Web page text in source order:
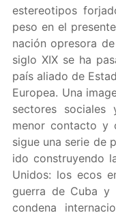
estereotipos
peso en el
nación opresora
siglo XIX se ha
país aliado de
Europea. Una
sectores
menor contacto y
sigue una serie de
ido construyendo
Unidos: los ecos
guerra de Cuba y
condena